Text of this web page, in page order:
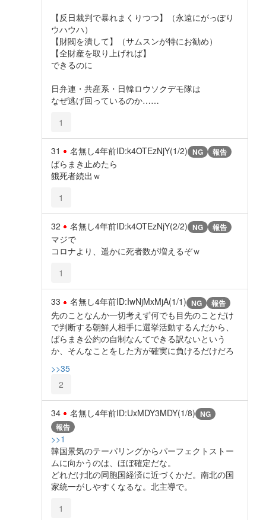
【反日裁判で暴れまくりつつ】（永遠にがっぽり
ウハウハ）
【財閥を潰して】（サムスンが特にお勧め）
【全財産を取り上げれば】
できるのに
日弁連・共産系・日韓ロウソクデモ隊は
なぜ逃げ回っているのか……
1
31 名無し4年前ID:k4OTEzNjY(1/2) NG 報告
ばらまき止めたら
餓死者続出ｗ
1
32 名無し4年前ID:k4OTEzNjY(2/2) NG 報告
マジで
コロナより、遥かに死者数が増えるぞｗ
1
33 名無し4年前ID:IwNjMxMjA(1/1) NG 報告
先のことなんか一切考えず何でも目先のことだけ
で判断する朝鮮人相手に選挙活動するんだから、
ばらまき公約の自制なんてできる訳ないという
か、そんなことをした方が確実に負けるだけだろ
>>35
2
34 名無し4年前ID:UxMDY3MDY(1/8) NG
報告
>>1
韓国景気のテーパリングからパーフェクトストー
ムに向かうのは、ほぼ確定だな。
どれだけ北の同胞国経済に近づくかだ。南北の国
家統一がしやすくなるな。北主導で。
1